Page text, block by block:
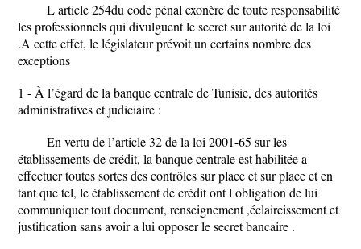
L article 254du code pénal exonère de toute responsabilité
les professionnels qui divulguent le secret sur autorité de la loi
.A cette effet, le législateur prévoit un certains nombre des
exceptions
1 - À l’égard de la banque centrale de Tunisie, des autorités
administratives et judiciaire :
En vertu de l’article 32 de la loi 2001-65 sur les
établissements de crédit, la banque centrale est habilitée a
effectuer toutes sortes des contrôles sur place et sur place et en
tant que tel, le établissement de crédit ont l obligation de lui
communiquer tout document, renseignement ,éclaircissement et
justification sans avoir a lui opposer le secret bancaire .